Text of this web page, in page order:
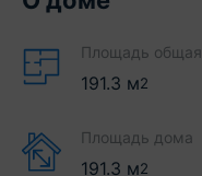
Площадь общая
191.3 м2
Площадь дома
191.3 м2